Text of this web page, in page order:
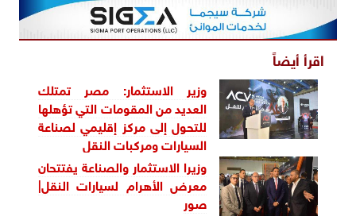
اقرأ أيضاً
وزير الاستثمار: مصر تمتلك
العديد من المقومات التي تؤهلها
للتحول إلى مركز إقليمي لصناعة
السيارات ومركبات النقل
وزيرا الاستثمار والصناعة يفتتحان
معرض الأهرام لسيارات النقل|
صور